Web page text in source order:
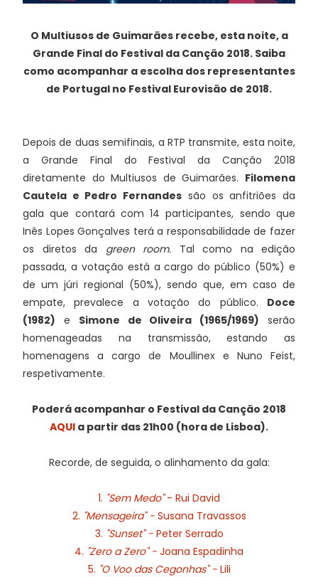
O Multiusos de Guimarães recebe, esta noite, a
Grande Final do Festival da Canção 2018. Saiba
como acompanhar a escolha dos representantes
de Portugal no Festival Eurovisão de 2018.
Depois de duas semifinais, a RTP transmite, esta noite,
a Grande Final do Festival da Canção 2018
diretamente do Multiusos de Guimarães. Filomena
Cautela e Pedro Fernandes são os anfitriões da
gala que contará com 14 participantes, sendo que
Inês Lopes Gonçalves terá a responsabilidade de fazer
os diretos da green room. Tal como na edição
passada, a votação está a cargo do público (50%) e
de um júri regional (50%), sendo que, em caso de
empate, prevalece a votação do público. Doce
(1982) e Simone de Oliveira (1965/1969) serão
homenageadas na transmissão, estando as
homenagens a cargo de Moullinex e Nuno Feist,
respetivamente.
Poderá acompanhar o Festival da Canção 2018
AQUI a partir das 21h00 (hora de Lisboa).
Recorde, de seguida, o alinhamento da gala:
1. "Sem Medo"- Rui David
2. "Mensageira" - Susana Travassos
3. "Sunset" - Peter Serrado
4. "Zero a Zero" - Joana Espadinha
5. "O Voo das Cegonhas" - Lili